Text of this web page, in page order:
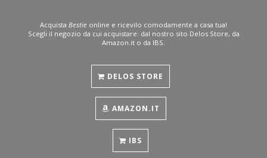
Acquista Bestie online e ricevilo comodamente a casa tua!
Scegli il negozio da cui acquistare: dal nostro sito Delos Store, da
Amazon.it o da IBS.
DELOS STORE
AMAZON.IT
IBS